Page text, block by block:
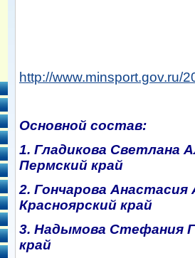
http://www.minsport.gov.ru/
Основной состав:
1. Гладикова Светлана
Пермский край
2. Гончарова Анастасия
Красноярский край
3. Надымова Стефания
край